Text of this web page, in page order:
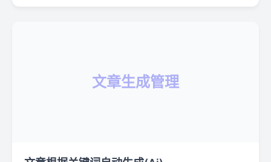
文章生成管理